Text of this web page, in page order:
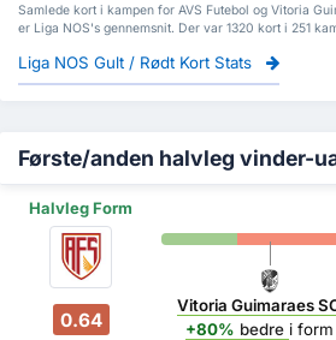
Samlede kort i kampen for AVS Futebol og Vitoria
er Liga NOS's gennemsnit. Der var 1320 kort i 251
Liga NOS Gult / Rødt Kort Stats
Første/anden halvleg vinder-
Halvleg Form
0.64
Vitoria Guimaraes
+80% bedre i